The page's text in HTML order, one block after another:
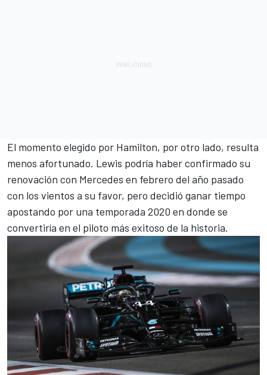
El momento elegido por Hamilton, por otro lado, resulta
menos afortunado. Lewis podría haber confirmado su
renovación con Mercedes en febrero del año pasado
con los vientos a su favor, pero decidió ganar tiempo
apostando por una temporada 2020 en donde se
convertiría en el piloto más exitoso de la historia.